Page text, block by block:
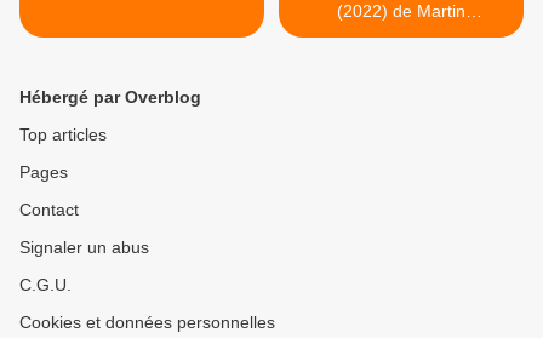
(2022) de Martin
McDonagh >
Hébergé par Overblog
Top articles
Pages
Contact
Signaler un abus
C.G.U.
Cookies et données personnelles